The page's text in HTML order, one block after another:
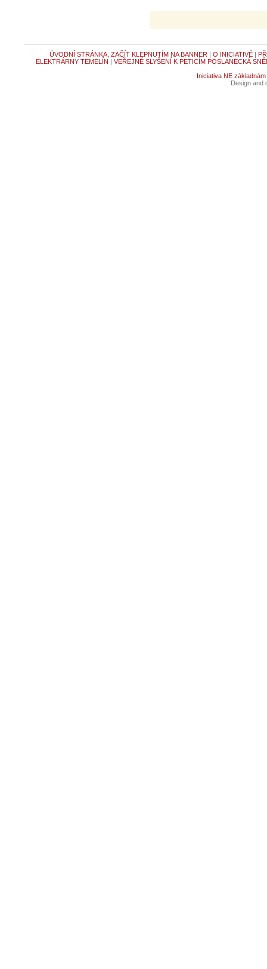
ÚVODNÍ STRÁNKA, ZAČÍT KLEPNUTÍM NA BANNER | O INICIATIVĚ|
ELEKTRÁRNY TEMELÍN | VEŘEJNÉ SLYŠENÍ K PETICÍM POSLANECKÁ
Iniciativa NE základnám
Design and